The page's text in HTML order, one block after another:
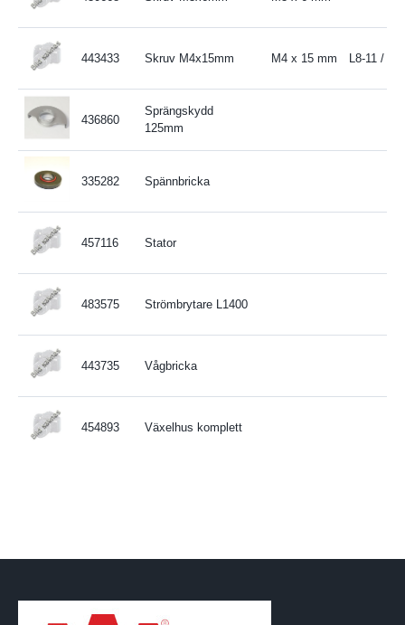
443433 Skruv M4x15mm M4 x 15 mm L8-11 /
436860
Sprängskydd
125mm
335282 Spännbricka
457116 Stator
483575 Strömbrytare L1400
443735 Vågbricka
454893 Växelhus komplett